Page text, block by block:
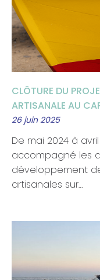
CLÔTURE DU
ARTISANALE AU
26 juin 2025
De mai 2024 à avril
accompagné les
développement
artisanales sur…